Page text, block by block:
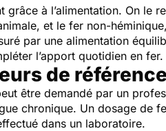
grâce à l’alimentation. On
et le fer non-
par une alimentation
l’apport quotidien en fer.
de
être demandé par un
chronique. Un dosage de
dans un laboratoire.